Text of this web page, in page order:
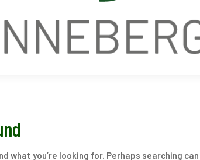
what you’re looking for. Perhaps searching